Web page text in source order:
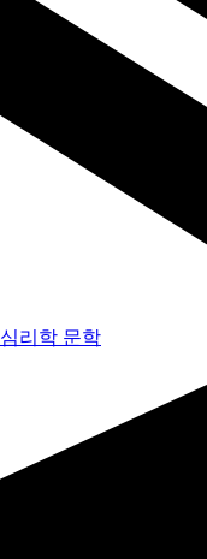
심리학 문학